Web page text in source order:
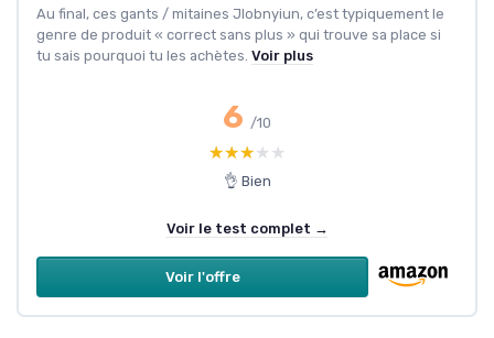
Au final, ces gants / mitaines Jlobnyiun, c’est typiquement le
genre de produit « correct sans plus » qui trouve sa place si
tu sais pourquoi tu les achètes. Voir plus
6 /10
★★★★★
★★★★★
👌 Bien
Voir le test complet →
Voir l'offre